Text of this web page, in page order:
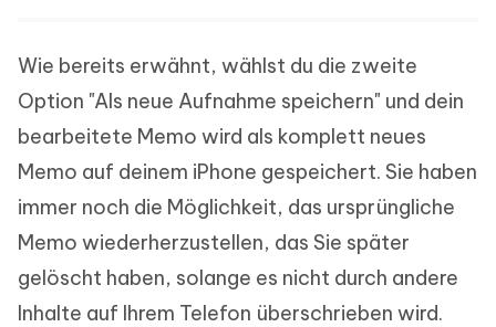
Wie bereits erwähnt, wählst du die zweite
Option "Als neue Aufnahme speichern" und dein
bearbeitete Memo wird als komplett neues
Memo auf deinem iPhone gespeichert. Sie haben
immer noch die Möglichkeit, das ursprüngliche
Memo wiederherzustellen, das Sie später
gelöscht haben, solange es nicht durch andere
Inhalte auf Ihrem Telefon überschrieben wird.